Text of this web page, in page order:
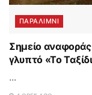
ΠΑΡΑΛΊΜΝΙ
Σημείο
γλυπτό «Το
...